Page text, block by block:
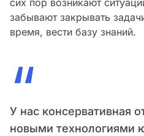
сих пор возникают
забывают закрывать
время, вести базу знаний.
“
У нас консервативная
новыми технологиями